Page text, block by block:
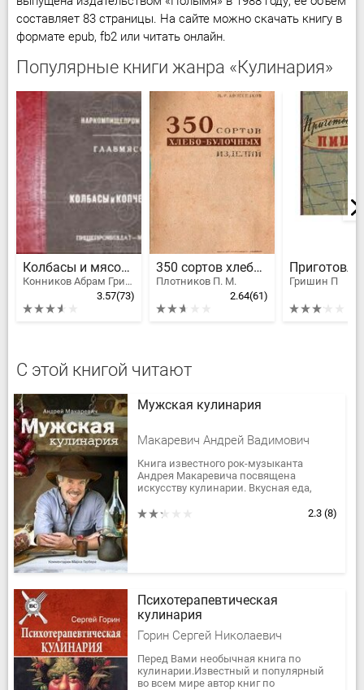
составляет 83 страницы. На сайте можно скачать книгу в
формате epub, fb2 или читать онлайн.
Популярные книги жанра «Кулинария»
Колбасы и мясокопчености
Конников Абрам Григорьевич
3.57(73)
350 сортов хлебо-булочных изделий
Плотников П. М.
2.64(61)
Гришин П
С этой книгой читают
Мужская кулинария
Макаревич Андрей Вадимович
Книга известного рок-музыканта
Андрея Макаревича посвящена
искусству кулинарии. Вкусная еда,
разговоры — что еще надо мужчине,
2.3 (8)
Психотерапевтическая
кулинария
Горин Сергей Николаевич
Перед Вами необычная книга по
кулинарии.Известный и популярный
во всем мире автор книг по